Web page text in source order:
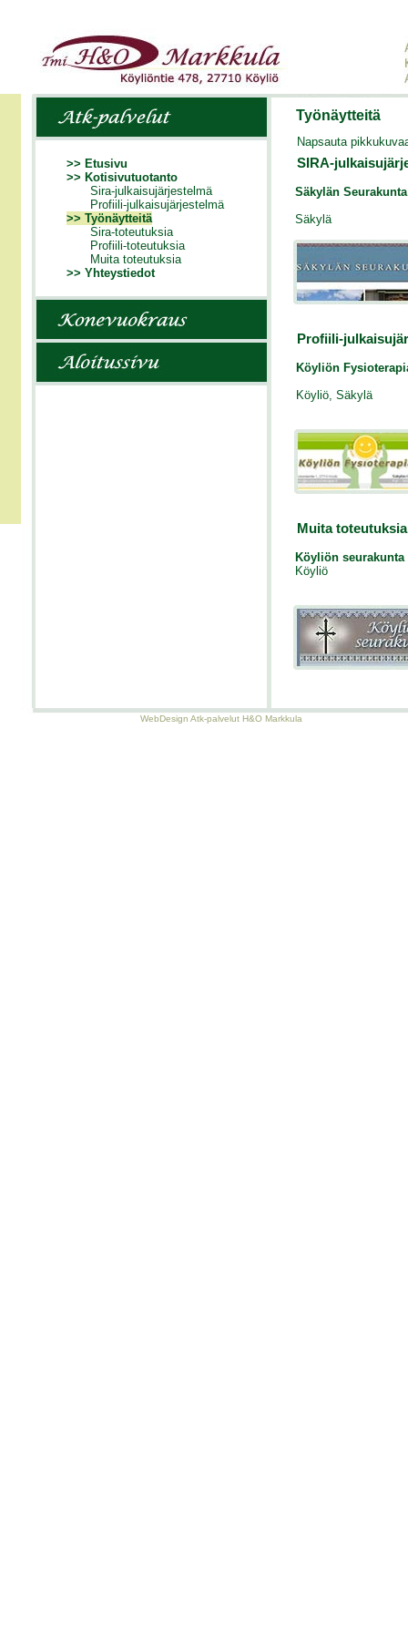
>> Etusivu
>> Kotisivutuotanto
Sira-julkaisujärjestelmä
Profiili-julkaisujärjestelmä
>> Työnäytteitä
Sira-toteutuksia
Profiili-toteutuksia
Muita toteutuksia
>> Yhteystiedot
Työnäytteitä
Napsauta
SIRA-
Säkylän Seurakunta
Säkylä
Profiili-
Köyliön
Köyliö, Säkylä
Muita toteutuksia
Köyliön seurakunta
Köyliö
WebDesign Atk-palvelut H&O Markkula